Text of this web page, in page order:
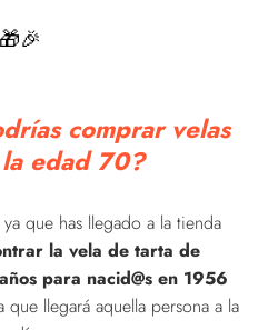
comprar velas
edad 70?
que has llegado a la tienda
la vela de tarta de
para nacid@s en 1956
llegará aquella persona a la